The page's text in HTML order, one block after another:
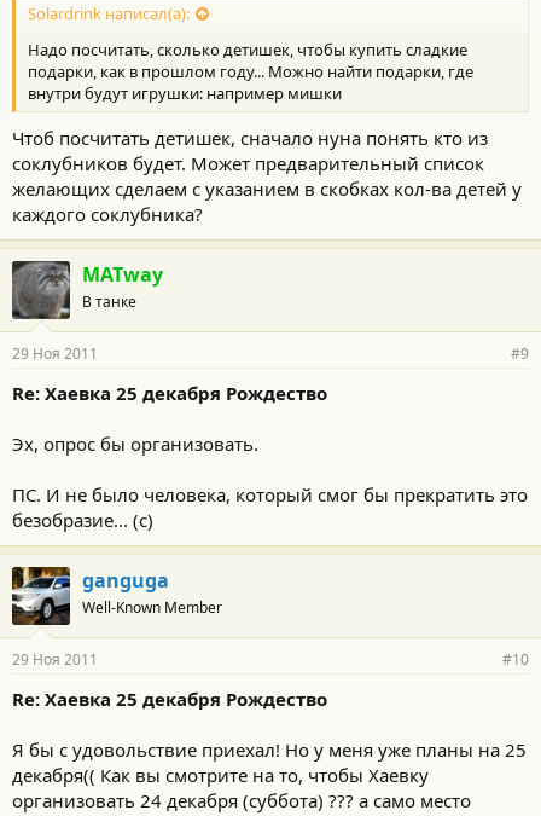
Solardrink написал(а):
Надо посчитать, сколько детишек, чтобы купить сладкие
подарки, как в прошлом году... Можно найти подарки, где
внутри будут игрушки: например мишки
Чтоб посчитать детишек, сначало нуна понять кто из
соклубников будет. Может предварительный список
желающих сделаем с указанием в скобках кол-ва детей у
каждого соклубника?
MATway
В танке
29 Ноя 2011 #9
Re: Хаевка 25 декабря Рождество
Эх, опрос бы организовать.
ПС. И не было человека, который смог бы прекратить это
безобразие... (с)
ganguga
Well-Known Member
29 Ноя 2011 #10
Re: Хаевка 25 декабря Рождество
Я бы с удовольствие приехал! Но у меня уже планы на 25
декабря(( Как вы смотрите на то, чтобы Хаевку
организовать 24 декабря (суббота) ??? а само место